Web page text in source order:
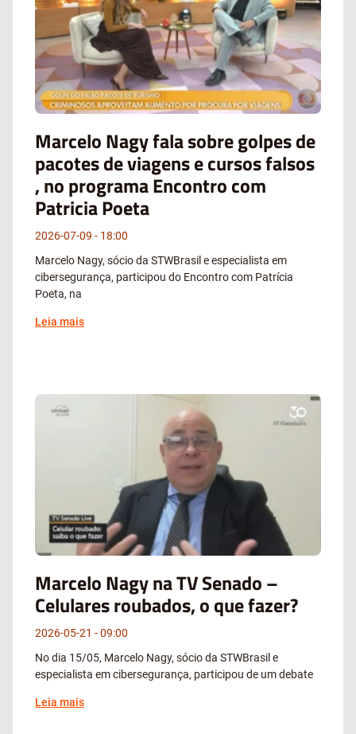
Marcelo Nagy fala sobre golpes de
pacotes de viagens e cursos falsos
, no programa Encontro com
Patricia Poeta
2026-07-09
18:00
Marcelo Nagy, sócio da STWBrasil e especialista em
cibersegurança, participou do Encontro com Patrícia
Poeta, na
Leia mais
Marcelo Nagy na TV Senado –
Celulares roubados, o que fazer?
2026-05-21
09:00
No dia 15/05, Marcelo Nagy, sócio da STWBrasil e
especialista em cibersegurança, participou de um debate
Leia mais